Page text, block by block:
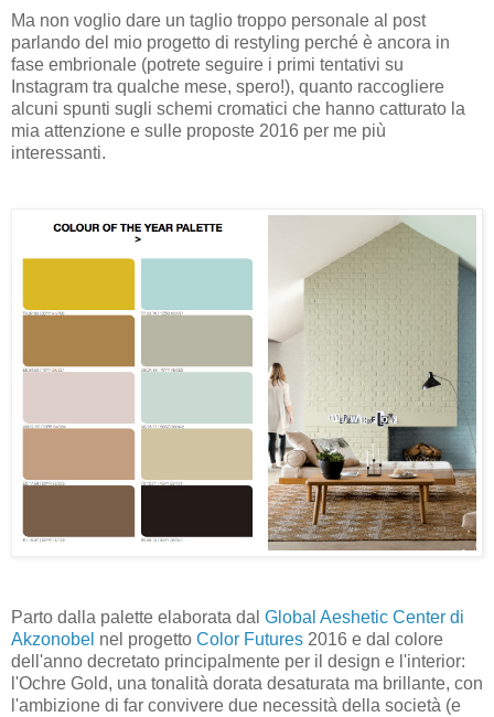
Ma non voglio dare un taglio troppo personale al post
parlando del mio progetto di restyling perché è ancora in
fase embrionale (potrete seguire i primi tentativi su
Instagram tra qualche mese, spero!), quanto raccogliere
alcuni spunti sugli schemi cromatici che hanno catturato la
mia attenzione e sulle proposte 2016 per me più
interessanti.
Parto dalla palette elaborata dal Global Aeshetic Center di
Akzonobel nel progetto Color Futures 2016 e dal colore
dell'anno decretato principalmente per il design e l'interior:
l'Ochre Gold, una tonalità dorata desaturata ma brillante, con
l'ambizione di far convivere due necessità della società (e